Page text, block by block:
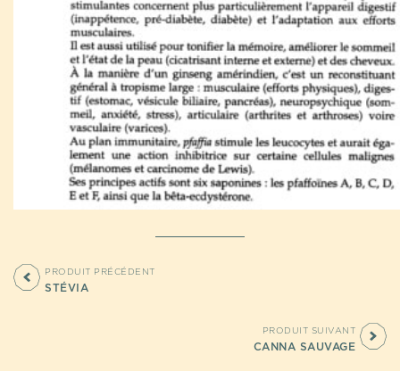
PRODUIT PRÉCÉDENT
STÉVIA
PRODUIT SUIVANT
CANNA SAUVAGE